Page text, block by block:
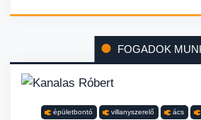
FOGADOK
épületbontó villanyszerelő ács